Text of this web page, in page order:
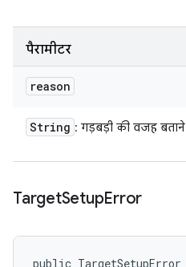
पैरामीटर
reason
String : गड़बड़ी की वजह
TargetSetupError
public